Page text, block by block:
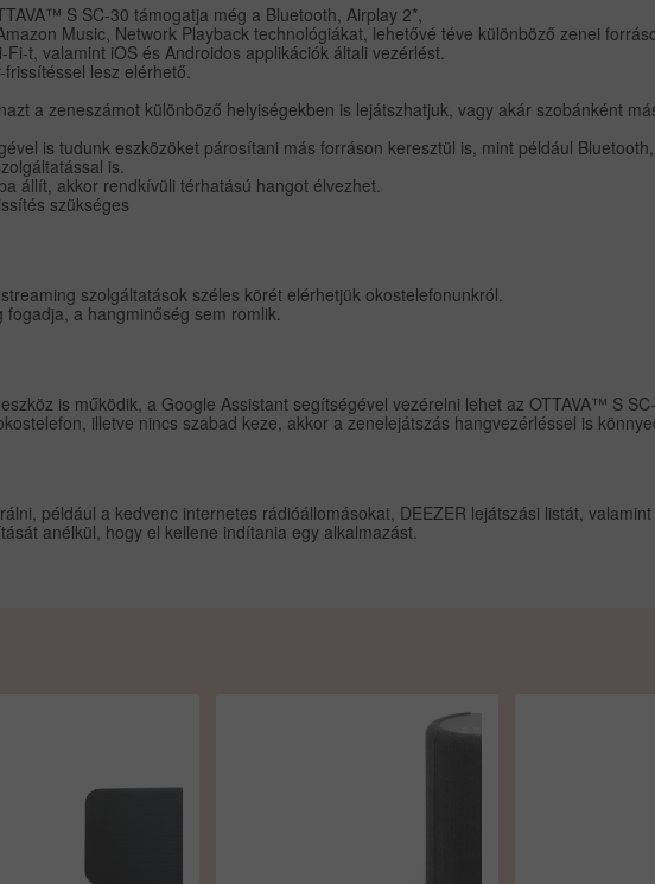
S SC-30 támogatja még a Bluetooth, Airplay 2*,
Music, Network Playback technológiákat, lehetővé téve különböző zenei
t, valamint iOS és Androidos applikációk általi vezérlést.
lesz elérhető.
a zeneszámot különböző helyiségekben is lejátszhatjuk, vagy akár szobánként
is tudunk eszközöket párosítani más forráson keresztül is, mint például
is.
állít, akkor rendkívüli térhatású hangot élvezhet.
szükséges
szolgáltatások széles körét elérhetjük okostelefonunkról.
a hangminőség sem romlik.
is működik, a Google Assistant segítségével vezérelni lehet az OTTAVA™ S
illetve nincs szabad keze, akkor a zenelejátszás hangvezérléssel is
például a kedvenc internetes rádióállomásokat, DEEZER lejátszási listát,
anélkül, hogy el kellene indítania egy alkalmazást.